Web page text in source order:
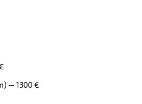
— 1300 €